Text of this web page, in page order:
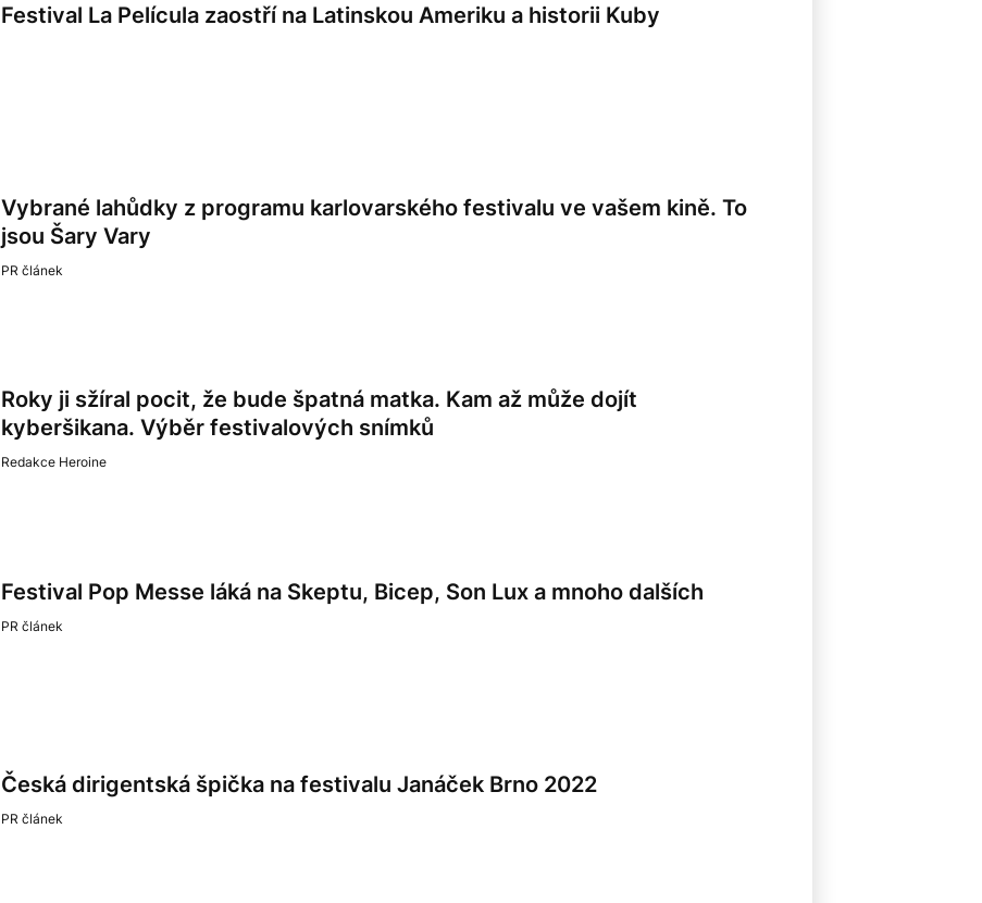
Festival La Película zaostří na Latinskou Ameriku a historii Kuby
Vybrané lahůdky z programu karlovarského festivalu ve vašem kině. To
jsou Šary Vary
PR článek
Roky ji sžíral pocit, že bude špatná matka. Kam až může dojít
kyberšikana. Výběr festivalových snímků
Redakce Heroine
Festival Pop Messe láká na Skeptu, Bicep, Son Lux a mnoho dalších
PR článek
Česká dirigentská špička na festivalu Janáček Brno 2022
PR článek